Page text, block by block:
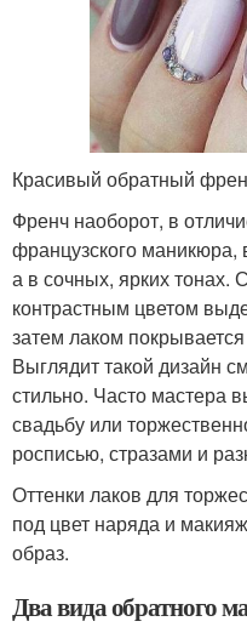
Красивый обратный
Френч наоборот, в
французского маникюра,
а в сочных, ярких тонах.
контрастным цветом
затем лаком
Выглядит такой дизайн
стильно. Часто мастера
свадьбу или
росписью, стразами и
Оттенки лаков для
под цвет наряда и
образ.
Два вида обратного